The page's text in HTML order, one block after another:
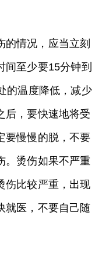
的情况，应当立刻
间至少要15分钟到
的温度降低，减少
后，要快速地将受
要慢慢的脱，不要
。烫伤如果不严重
伤比较严重，出现
就医，不要自己随